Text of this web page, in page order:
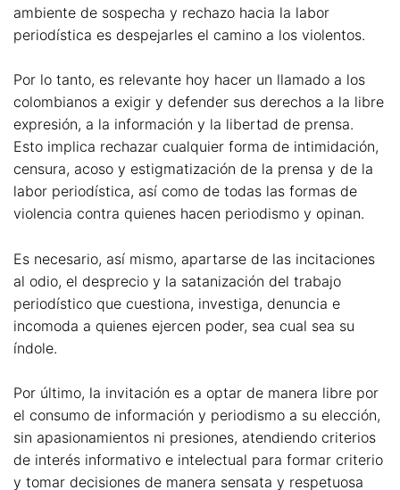
ambiente de sospecha y rechazo hacia la labor
periodística es despejarles el camino a los violentos.
Por lo tanto, es relevante hoy hacer un llamado a los
colombianos a exigir y defender sus derechos a la libre
expresión, a la información y la libertad de prensa.
Esto implica rechazar cualquier forma de intimidación,
censura, acoso y estigmatización de la prensa y de la
labor periodística, así como de todas las formas de
violencia contra quienes hacen periodismo y opinan.
Es necesario, así mismo, apartarse de las incitaciones
al odio, el desprecio y la satanización del trabajo
periodístico que cuestiona, investiga, denuncia e
incomoda a quienes ejercen poder, sea cual sea su
índole.
Por último, la invitación es a optar de manera libre por
el consumo de información y periodismo a su elección,
sin apasionamientos ni presiones, atendiendo criterios
de interés informativo e intelectual para formar criterio
y tomar decisiones de manera sensata y respetuosa